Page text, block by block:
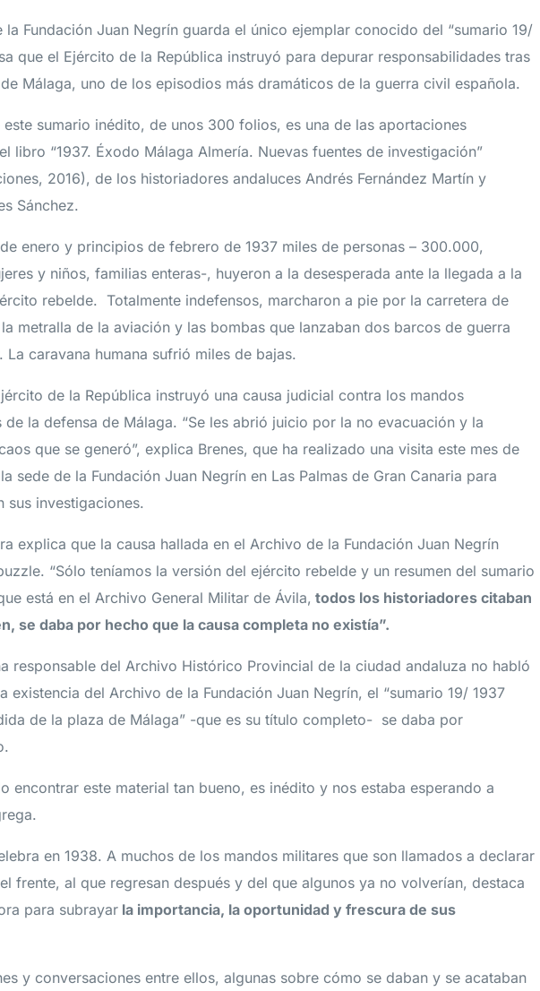
la Fundación Juan Negrín guarda el único ejemplar conocido del “sumario 19/
que el Ejército de la República instruyó para depurar responsabilidades tras
de Málaga, uno de los episodios más dramáticos de la guerra civil española.
este sumario inédito, de unos 300 folios, es una de las aportaciones
libro “1937. Éxodo Málaga Almería. Nuevas fuentes de investigación”
2016), de los historiadores andaluces Andrés Fernández Martín y
Sánchez.
enero y principios de febrero de 1937 miles de personas – 300.000,
y niños, familias enteras-, huyeron a la desesperada ante la llegada a la
rebelde. Totalmente indefensos, marcharon a pie por la carretera de
metralla de la aviación y las bombas que lanzaban dos barcos de guerra
La caravana humana sufrió miles de bajas.
de la República instruyó una causa judicial contra los mandos
de la defensa de Málaga. “Se les abrió juicio por la no evacuación y la
que se generó”, explica Brenes, que ha realizado una visita este mes de
sede de la Fundación Juan Negrín en Las Palmas de Gran Canaria para
sus investigaciones.
explica que la causa hallada en el Archivo de la Fundación Juan Negrín
“Sólo teníamos la versión del ejército rebelde y un resumen del sumario
está en el Archivo General Militar de Ávila, todos los historiadores citaban
se daba por hecho que la causa completa no existía”.
responsable del Archivo Histórico Provincial de la ciudad andaluza no habló
existencia del Archivo de la Fundación Juan Negrín, el “sumario 19/ 1937
de la plaza de Málaga” -que es su título completo- se daba por
encontrar este material tan bueno, es inédito y nos estaba esperando a
en 1938. A muchos de los mandos militares que son llamados a declarar
frente, al que regresan después y del que algunos ya no volverían, destaca
para subrayar la importancia, la oportunidad y frescura de sus
y conversaciones entre ellos, algunas sobre cómo se daban y se acataban